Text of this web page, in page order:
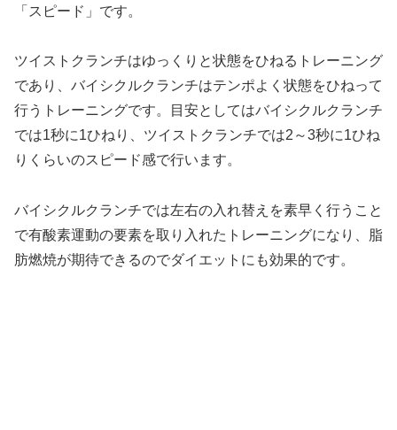
「スピード」です。
ツイストクランチはゆっくりと状態をひねるトレーニング
であり、バイシクルクランチはテンポよく状態をひねって
行うトレーニングです。目安としてはバイシクルクランチ
では1秒に1ひねり、ツイストクランチでは2～3秒に1ひね
りくらいのスピード感で行います。
バイシクルクランチでは左右の入れ替えを素早く行うこと
で有酸素運動の要素を取り入れたトレーニングになり、脂
肪燃焼が期待できるのでダイエットにも効果的です。